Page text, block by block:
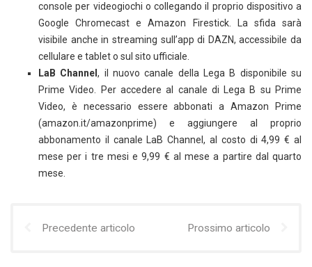
console per videogiochi o collegando il proprio dispositivo a
Google Chromecast e Amazon Firestick. La sfida sarà
visibile anche in streaming sull’app di DAZN, accessibile da
cellulare e tablet o sul sito ufficiale.
LaB Channel, il nuovo canale della Lega B disponibile su
Prime Video. Per accedere al canale di Lega B su Prime
Video, è necessario essere abbonati a Amazon Prime
(amazon.it/amazonprime) e aggiungere al proprio
abbonamento il canale LaB Channel, al costo di 4,99 € al
mese per i tre mesi e 9,99 € al mese a partire dal quarto
mese.
Precedente articolo Prossimo articolo